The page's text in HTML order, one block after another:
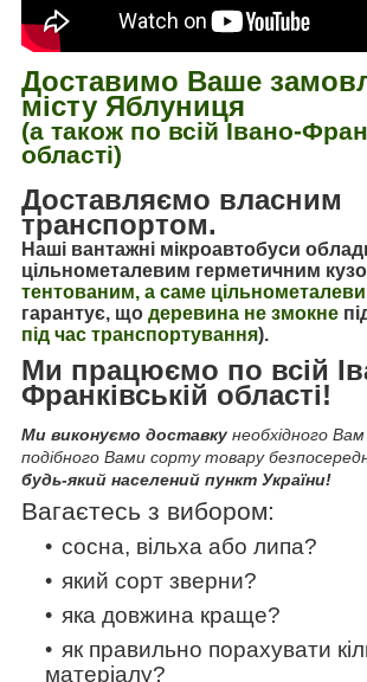
Доставимо Ваше
місту Яблуниця
(а також по всій Івано-
області)
Доставляємо власним
транспортом.
Наші вантажні мікроавтобуси
цільнометалевим герметичним
тентованим, а саме
гарантує, що деревина не змокне
під час транспортування).
Ми працюємо по всій
Франківській області!
Ми виконуємо доставку необхідного Вам
подібного Вами сорту товару
будь-який населений пункт України!
Вагаєтесь з вибором:
сосна, вільха або липа?
який сорт зверни?
яка довжина краще?
як правильно порахувати
матеріалу?